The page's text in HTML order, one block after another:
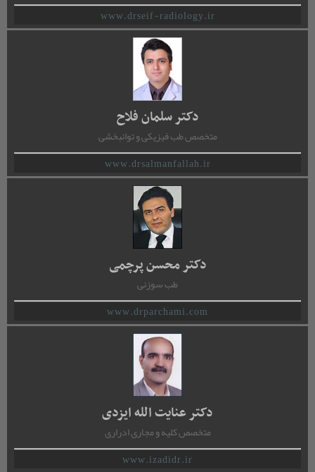
www.drseif-radiology.ir
دکتر سلمان فلاح
متخصص طب فیزیکی و توانبخشی
www.drsalmanfallah.ir
دکتر محسن پرچمی
طب سوزنی
www.drparchami.com
دکتر عنایت الله ایزدی
متخصص کلیه و مجاری ادراری
www.izadidr.ir